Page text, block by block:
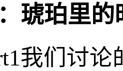
琥珀里的
我们讨